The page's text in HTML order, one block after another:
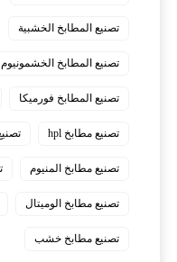
تصنيع المطابخ الخشبية
تصنيع المطابخ الخشمونيوم
تصنيع المطابخ فورميكا
تصنيع مطابخ hpl
تصنيع مطابخ المنيوم
تصنيع مطابخ الوميتال
تصنيع مطابخ خشب